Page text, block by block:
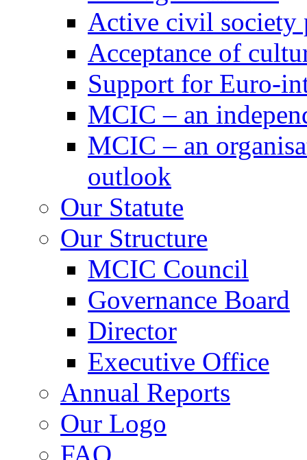
Active civil society
Acceptance of
Support for Euro-
MCIC – an
MCIC – an
outlook
Our Statute
Our Structure
MCIC Council
Governance Board
Director
Executive Office
Annual Reports
Our Logo
FAQ